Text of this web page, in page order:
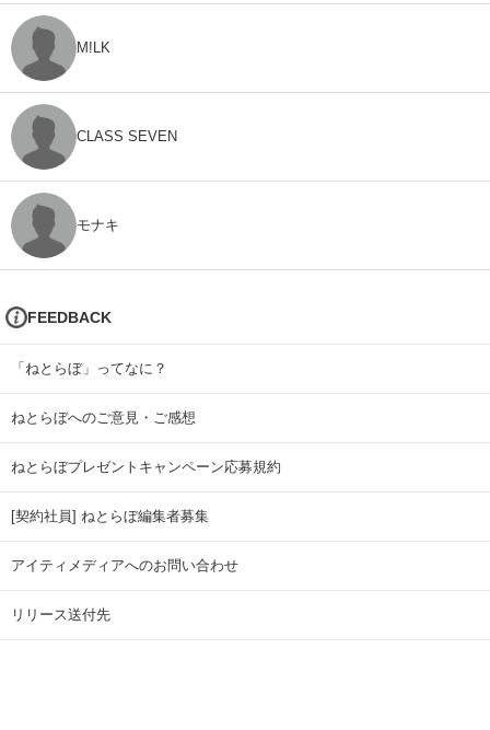
M!LK
CLASS SEVEN
モナキ
FEEDBACK
「ねとらぼ」ってなに？
ねとらぼへのご意見・ご感想
ねとらぼプレゼントキャンペーン応募規約
[契約社員] ねとらぼ編集者募集
アイティメディアへのお問い合わせ
リリース送付先